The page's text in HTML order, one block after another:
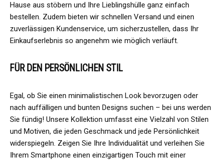
Hause aus stöbern und Ihre Lieblingshülle ganz einfach
bestellen. Zudem bieten wir schnellen Versand und einen
zuverlässigen Kundenservice, um sicherzustellen, dass Ihr
Einkaufserlebnis so angenehm wie möglich verläuft.
FÜR DEN PERSÖNLICHEN STIL
Egal, ob Sie einen minimalistischen Look bevorzugen oder
nach auffälligen und bunten Designs suchen – bei uns werden
Sie fündig! Unsere Kollektion umfasst eine Vielzahl von Stilen
und Motiven, die jeden Geschmack und jede Persönlichkeit
widerspiegeln. Zeigen Sie Ihre Individualität und verleihen Sie
Ihrem Smartphone einen einzigartigen Touch mit einer